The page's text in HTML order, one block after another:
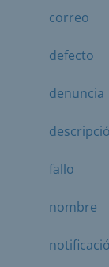
correo
defecto
denuncia
fallo
nombre